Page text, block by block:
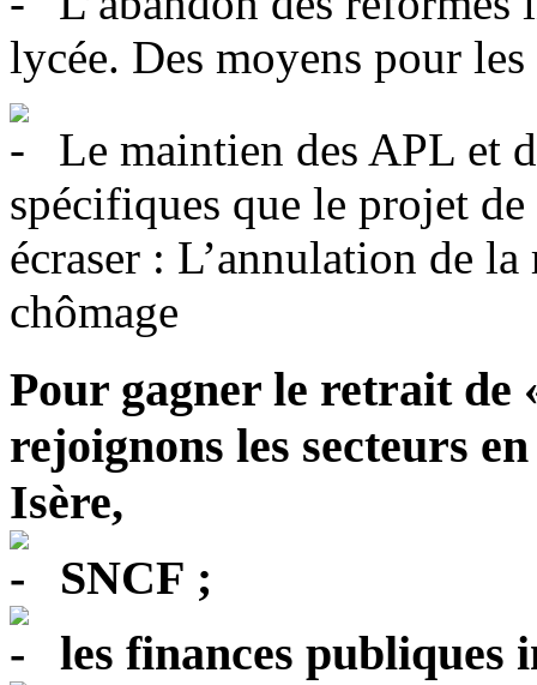
lycée. Des moyens pour les
Le maintien des APL et
spécifiques que le projet
écraser : L’annulation de
chômage
Pour gagner le retrait de
rejoignons les secteurs
Isère,
SNCF ;
les finances publiques